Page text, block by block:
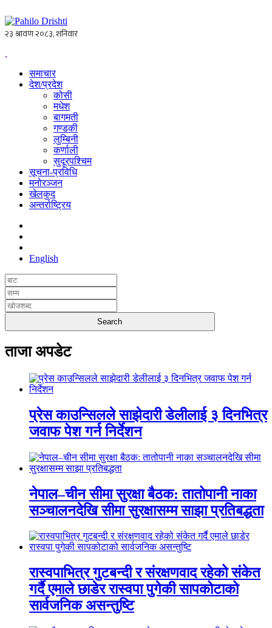
समाचार
देश/प्रदेश
कोसी
मधेश
बागमती
गण्डकी
लुम्बिनी
कर्णाली
सुदूरपश्चिम
सूचना-प्रविधि
मनोरञ्जन
खेलकुद
अन्तर्राष्ट्रिय
English
ताजा अपडेट
प्रेस काउन्सिलले साझेदारी डेलीलाई ३ दिनभित्र
जवाफ पेश गर्न निर्देशन
नेपाल–चीन सीमा सुरक्षा बैठक: तातोपानी नाका
सञ्चालनदेखि सीमा सुरक्षासम्म साझा प्रतिबद्धता
रास्वपाभित्र गुटबन्दी र संरक्षणवाद रहेको संकेत
गर्दै एमाले छाडेर रास्वपा पुगेकी सापकोटाको
सार्वजनिक असन्तुष्टि